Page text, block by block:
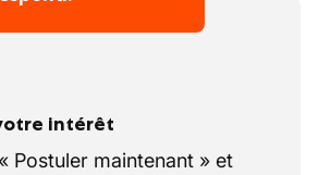
intérêt
Postuler maintenant » et